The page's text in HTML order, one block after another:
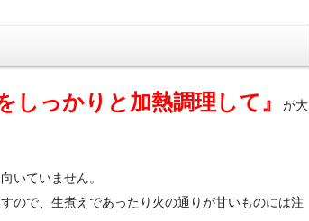
しっかりと加熱調理して』 が大
いていません。
ので、生煮えであったり火の通りが甘いものには注